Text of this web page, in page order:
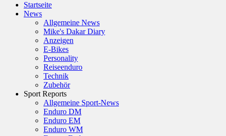
Startseite
News
Allgemeine News
Mike's Dakar Diary
Anzeigen
E-Bikes
Personality
Reiseenduro
Technik
Zubehör
Sport Reports
Allgemeine Sport-News
Enduro DM
Enduro EM
Enduro WM